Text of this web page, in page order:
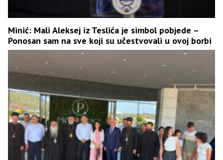
Minić: Mali Aleksej iz Teslića je simbol pobjede –
Ponosan sam na sve koji su učestvovali u ovoj borbi